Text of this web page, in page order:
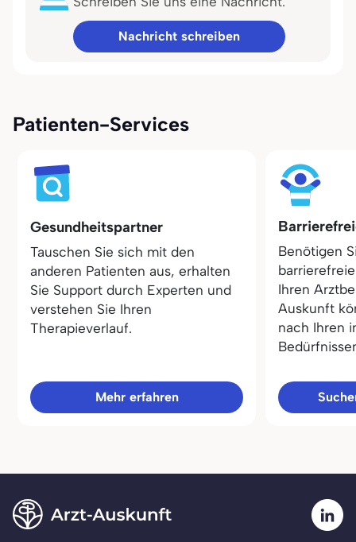
Nachricht schreiben
Patienten-Services
Gesundheitspartner
Tauschen Sie sich mit den
anderen Patienten aus, erhalten
Sie Support durch Experten und
verstehen Sie Ihren
Therapieverlauf.
Mehr erfahren
Benötigen
Ihren
Auskunft
nach Ihren